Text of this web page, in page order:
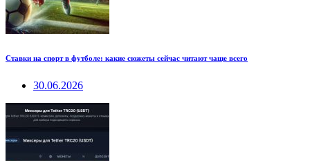
Ставки на спорт в футболе: какие сюжеты сейчас читают чаще всего
30.06.2026